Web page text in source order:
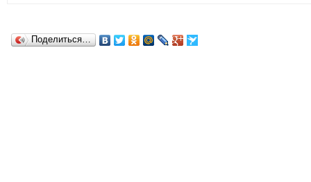
Поделиться…